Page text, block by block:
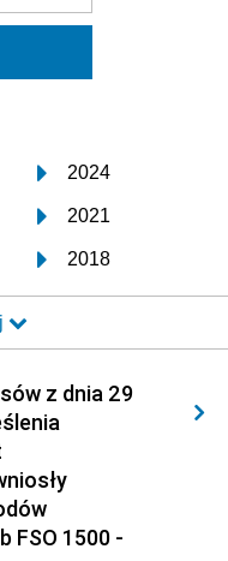
2024
2021
2018
2015
2012
2009
2003
z dnia 29
FSO 1500 -